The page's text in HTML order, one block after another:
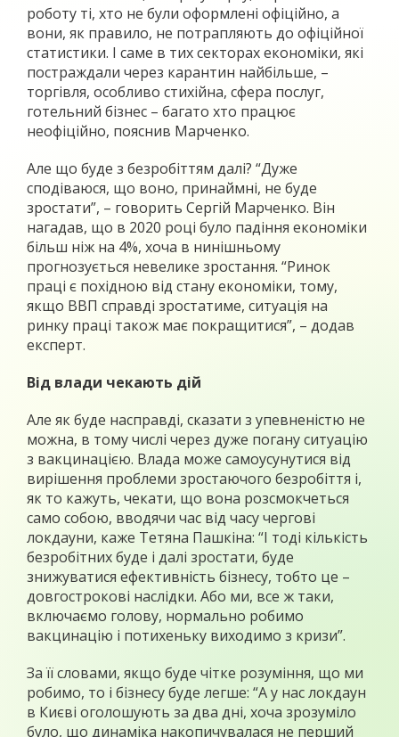
роботу ті, хто не були оформлені офіційно, а
вони, як правило, не потрапляють до офіційної
статистики. І саме в тих секторах економіки, які
постраждали через карантин найбільше, –
торгівля, особливо стихійна, сфера послуг,
готельний бізнес – багато хто працює
неофіційно, пояснив Марченко.
Але що буде з безробіттям далі? “Дуже
сподіваюся, що воно, принаймні, не буде
зростати”, – говорить Сергій Марченко. Він
нагадав, що в 2020 році було падіння економіки
більш ніж на 4%, хоча в нинішньому
прогнозується невелике зростання. “Ринок
праці є похідною від стану економіки, тому,
якщо ВВП справді зростатиме, ситуація на
ринку праці також має покращитися”, – додав
експерт.
Від влади чекають дій
Але як буде насправді, сказати з упевненістю не
можна, в тому числі через дуже погану ситуацію
з вакцинацією. Влада може самоусунутися від
вирішення проблеми зростаючого безробіття і,
як то кажуть, чекати, що вона розсмокчеться
само собою, вводячи час від часу чергові
локдауни, каже Тетяна Пашкіна: “І тоді кількість
безробітних буде і далі зростати, буде
знижуватися ефективність бізнесу, тобто це –
довгострокові наслідки. Або ми, все ж таки,
включаємо голову, нормально робимо
вакцинацію і потихеньку виходимо з кризи”.
За її словами, якщо буде чітке розуміння, що ми
робимо, то і бізнесу буде легше: “А у нас локдаун
в Києві оголошують за два дні, хоча зрозуміло
було, що динаміка накопичувалася не перший